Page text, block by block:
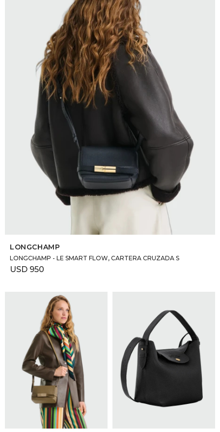
SELECCIONAR TALLE
LONGCHAMP
LONGCHAMP - LE SMART FLOW, CARTERA CRUZADA S
USD 950
SELECCIONAR TALLE